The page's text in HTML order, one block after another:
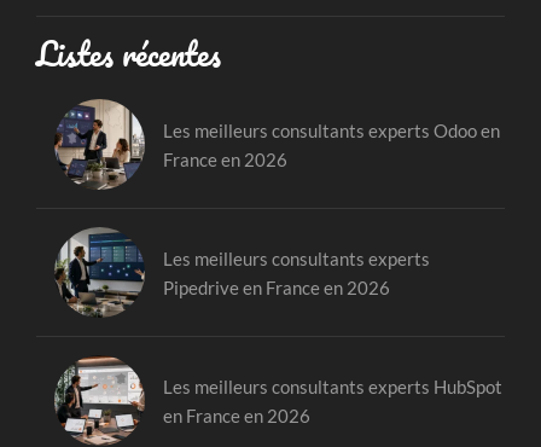
Listes récentes
Les meilleurs consultants experts Odoo en
France en 2026
Les meilleurs consultants experts
Pipedrive en France en 2026
Les meilleurs consultants experts HubSpot
en France en 2026